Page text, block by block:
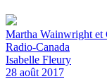
Martha Wainwright et
Radio-Canada
Isabelle Fleury
28 août 2017